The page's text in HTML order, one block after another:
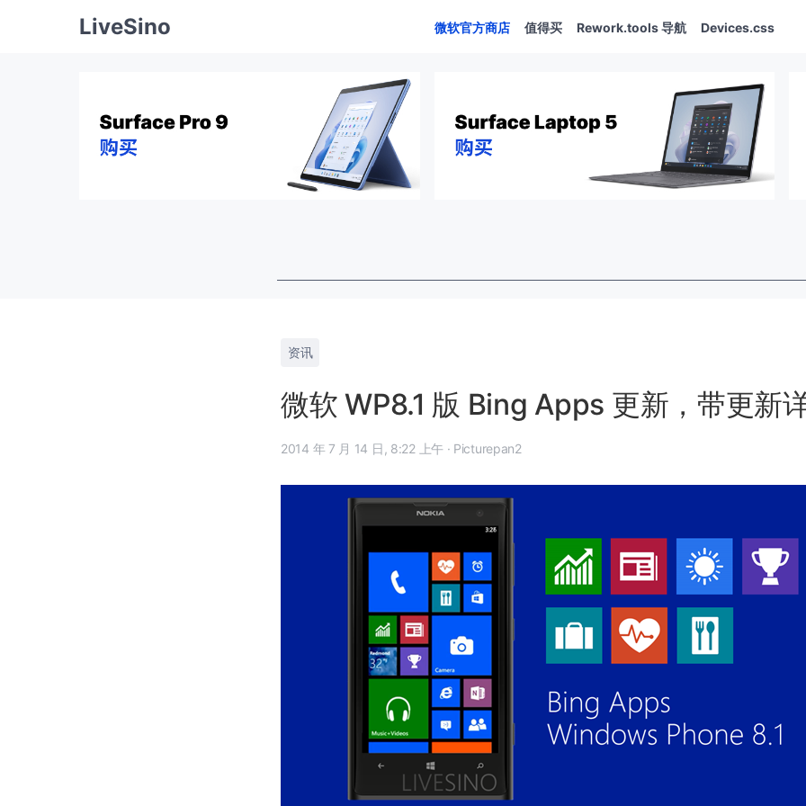
LiveSino 微软官方商店 值得买 Rework.tools 导航 Devices.css
资讯
微软 WP8.1 版 Bing Apps 更新，带更新
2014 年 7 月 14 日, 8:22 上午 · Picturepan2